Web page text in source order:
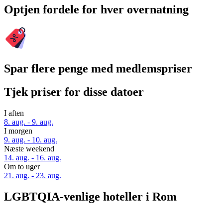
Optjen fordele for hver overnatning
Spar flere penge med medlemspriser
Tjek priser for disse datoer
I aften
8. aug. - 9. aug.
I morgen
9. aug. - 10. aug.
Næste weekend
14. aug. - 16. aug.
Om to uger
21. aug. - 23. aug.
LGBTQIA-venlige hoteller i Rom